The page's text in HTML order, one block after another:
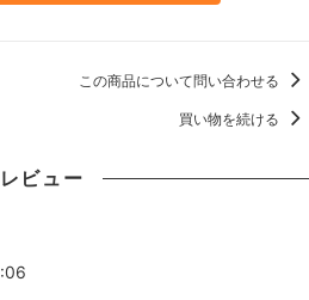
この商品について問い合わせる
買い物を続ける
レビュー